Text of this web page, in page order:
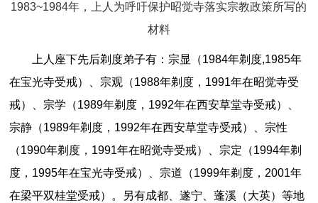
1983~1984年，上人为呼吁保护昭觉寺落实宗教政策所写的
材料
上人座下先后剃度弟子有：宗显（1984年剃度,1985年
在宝光寺受戒）、宗观（1988年剃度，1991年在昭觉寺受
戒）、宗学（1989年剃度，1992年在西安草堂寺受戒）、
宗静（1989年剃度，1992年在西安草堂寺受戒）、宗性
（1990年剃度，1991年在昭觉寺受戒）、宗定（1994年剃
度，1995年在宝光寺受戒）、宗道（1999年剃度，2001年
在梁平双桂堂受戒）。另有成都、遂宁、蓬溪（大英）等地